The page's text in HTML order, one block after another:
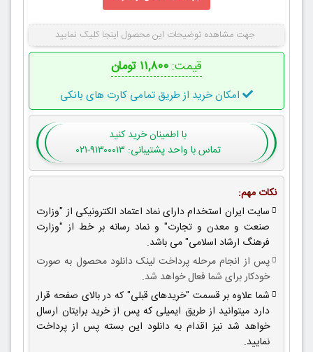
جهت مشاهده توضیحات این محصول اینجا کلیک نمایید
قیمت: ۱۱,۸۰۰ تومان
امکان خرید از طریق تمامی کارت های بانکی
با اطمینانخرید کنید
تماس با واحد پشتیبانی: ۹۱۳۰۰۰۱۳-۰۲۱
نکات مهم:
سایت ایران استخدام دارای نماد اعتماد الکترونیکی از "وزارت
صنعت و معدن و تجارت" و نماد رسانه بر خط از "وزارت
فرهنگ ارشاد اسلامی" می باشد.
پس از انجام مرحله پرداخت لینک دانلود محصول به صورت
خودکار برای شما فعال خواهد شد.
شما علاوه بر قسمت "خریدهای قبلی" که در بالای صفحه قرار
دارد میتوانید از طریق ایمیلی که پس از خرید برایتان ارسال
خواهد شد نیز اقدام به دانلود این بسته پس از پرداخت
نمایید.